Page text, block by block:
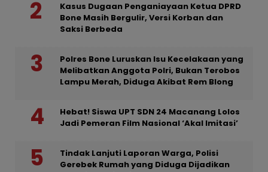
Kasus Dugaan Penganiayaan Ketua DPRD
Bone Masih Bergulir, Versi Korban dan
Saksi Berbeda
Polres Bone Luruskan Isu Kecelakaan yang
Melibatkan Anggota Polri, Bukan Terobos
Lampu Merah, Diduga Akibat Rem Blong
Hebat! Siswa UPT SDN 24 Macanang Lolos
Jadi Pemeran Film Nasional ‘Akal Imitasi’
Tindak Lanjuti Laporan Warga, Polisi
Gerebek Rumah yang Diduga Dijadikan